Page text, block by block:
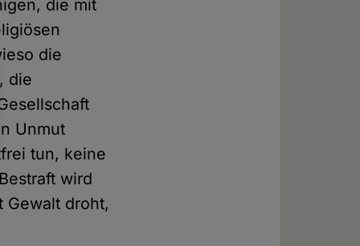
die mit
die
die
Unmut
tun, keine
wird
Gewalt droht,